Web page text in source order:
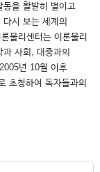
동을 활발히 벌이고
시 보는 세계의
물리센터는 이론물리
사회, 대중과의
년 10월 이후
초청하여 독자들과의